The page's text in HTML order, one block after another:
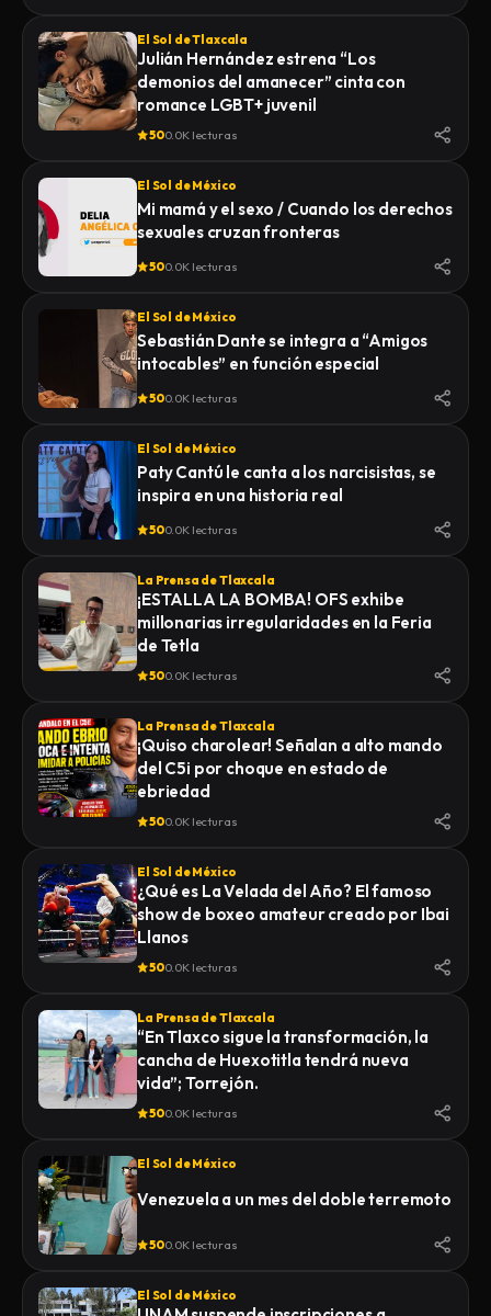
El Sol de Tlaxcala
Julián Hernández estrena “Los
demonios del amanecer” cinta con
romance LGBT+ juvenil
500.0K lecturas
El Sol de México
Mi mamá y el sexo / Cuando los derechos
sexuales cruzan fronteras
500.0K lecturas
El Sol de México
Sebastián Dante se integra a “Amigos
intocables” en función especial
500.0K lecturas
El Sol de México
Paty Cantú le canta a los narcisistas, se
inspira en una historia real
500.0K lecturas
La Prensa de Tlaxcala
¡ESTALLA LA BOMBA! OFS exhibe
millonarias irregularidades en la Feria
de Tetla
500.0K lecturas
La Prensa de Tlaxcala
¡Quiso charolear! Señalan a alto mando
del C5i por choque en estado de
ebriedad
500.0K lecturas
El Sol de México
¿Qué es La Velada del Año? El famoso
show de boxeo amateur creado por Ibai
Llanos
500.0K lecturas
La Prensa de Tlaxcala
“En Tlaxco sigue la transformación, la
cancha de Huexotitla tendrá nueva
vida”; Torrejón.
500.0K lecturas
El Sol de México
Venezuela a un mes del doble terremoto
500.0K lecturas
El Sol de México